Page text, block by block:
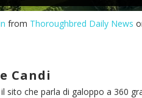
from Thoroughbred Daily News
Candi
sito che parla di galoppo a 360